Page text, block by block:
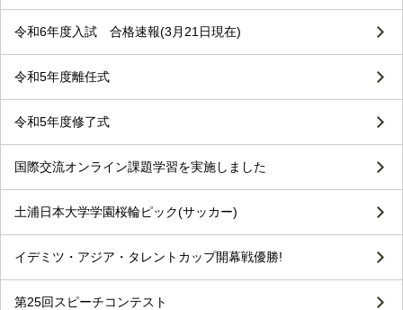
令和6年度入試 合格速報(3月21日現在)
令和5年度離任式
令和5年度修了式
国際交流オンライン課題学習を実施しました
土浦日本大学学園桜輪ピック(サッカー)
イデミツ・アジア・タレントカップ開幕戦優勝!
第25回スピーチコンテスト